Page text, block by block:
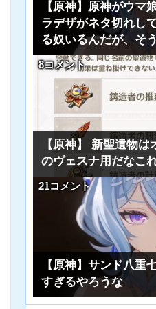
【原神】原神がウマ
ラデザがネタ切れし
る奴いるんだが、そ
8コメント
【原神】 新聖遺物
のヴェスナ用だなこ
21コメント
【原神】サンド八重
すぎるやろうな